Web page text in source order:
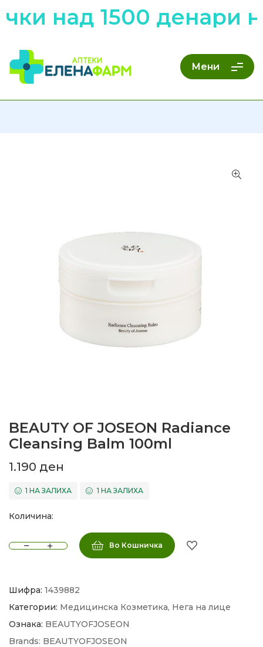
над 1500 денари
Мени
BEAUTY OF JOSEON Radiance
Cleansing Balm 100ml
1.190 ден
1 НА ЗАЛИХА 1 НА ЗАЛИХА
Количина:
Во Кошничка
Шифра: 1439882
Категории: Медицинска Козметика, Нега на лице
Ознака: BEAUTYOFJOSEON
Brands: BEAUTYOFJOSEON